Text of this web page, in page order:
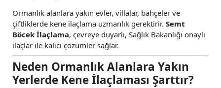
Ormanlık alanlara yakın evler, villalar, bahçeler ve
çiftliklerde kene ilaçlama uzmanlık gerektirir. Semt
Böcek İlaçlama, çevreye duyarlı, Sağlık Bakanlığı onaylı
ilaçlar ile kalıcı çözümler sağlar.
Neden Ormanlık Alanlara Yakın
Yerlerde Kene İlaçlaması Şarttır?